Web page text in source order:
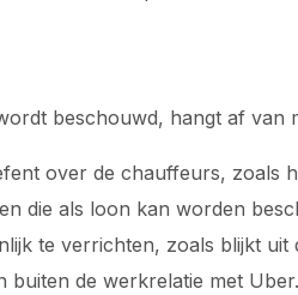
beschouwd, hangt af van
over de chauffeurs, zoals
die als loon kan worden
te verrichten, zoals blijkt
buiten de werkrelatie met Uber.